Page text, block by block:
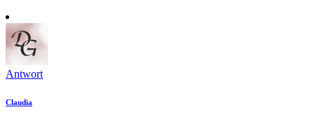
Antwort
Claudia